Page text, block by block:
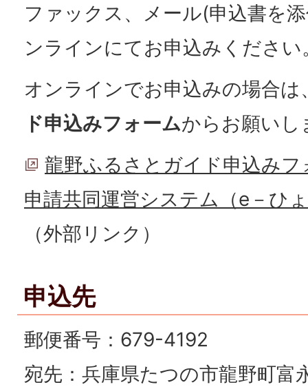
ファックス、メール(申込書を
ンラインにてお申込みください
オンラインでお申込みの場合は
ド申込みフォームからお願いし
龍野ふるさとガイド申込みフ
申請共同運営システム（e－ひ
（外部リンク）
申込先
郵便番号：679-4192
宛先：兵庫県たつの市龍野町富